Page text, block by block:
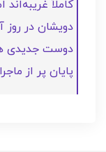
کاملاً
دویشان در روز
دوست جدیدی
پایان پر از